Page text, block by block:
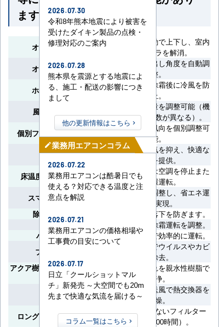
ます
オートスイング
フラップが自動で上下し、室内
の温度ムラを解消。
オートフラップ
冷暖房時に吹出し角度を自動調
整。
ホットスタート
暖房開始時や除霜後に冷風を防
止。
風量切換(段階)
リモコンで風量を調整可能（機
種により段階数が異なる）。
個別フラップポジション
吹出口ごとに風向を個別調整可
能。
ドライ運転
除湿運転で湿気を抑え、快適な
空間を提供。
床温度・人感センサー
人がいない時は空調を停止また
は循環運転。
スマート節約運転
自動で温度を調整し、省エネ運
転を実現。
除霜フラップ®
除霜中の冷気落下を防ぎます。
除霜連携®
複数室内機の除霜運転を調整。
パワー連携®
複数システムで効率的に運転。
プラズマ空清
プラズマ放電でウイルスやカビ
を除去。
アクア樹脂コーティング熱交
換器
熱交換器の汚れを親水性樹脂で
洗浄。
乾燥運転
冷房停止後、送風で熱交換器を
乾燥。
ロングライフフィルター
清掃頻度が少ないフィルター
（目安2,500時間）。
2026.07.30
令和8年熊本地震により被害を
受けたダイキン製品の点検・
修理対応のご案内
2026.07.28
熊本県を震源とする地震によ
る、施工・配送の影響につき
まして
他の更新情報はこちら
mode_edit業務用エアコンコラム
2026.07.22
業務用エアコンは酷暑日でも
使える？対応できる温度と注
意点を解説
2026.07.21
業務用エアコンの価格相場や
工事費の目安について
2026.07.17
日立「クールショットマル
チ」新発売 ～大空間でも20m
先まで快適な気流を届ける～
コラム一覧はこちら